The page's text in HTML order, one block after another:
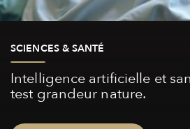
SCIENCES & SANTÉ
Intelligence artificielle et
test grandeur nature.